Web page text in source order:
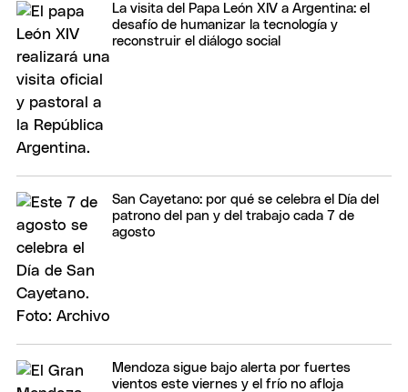
La visita del Papa León XIV a Argentina: el
desafío de humanizar la tecnología y
reconstruir el diálogo social
San Cayetano: por qué se celebra el Día del
patrono del pan y del trabajo cada 7 de
agosto
Mendoza sigue bajo alerta por fuertes
vientos este viernes y el frío no afloja